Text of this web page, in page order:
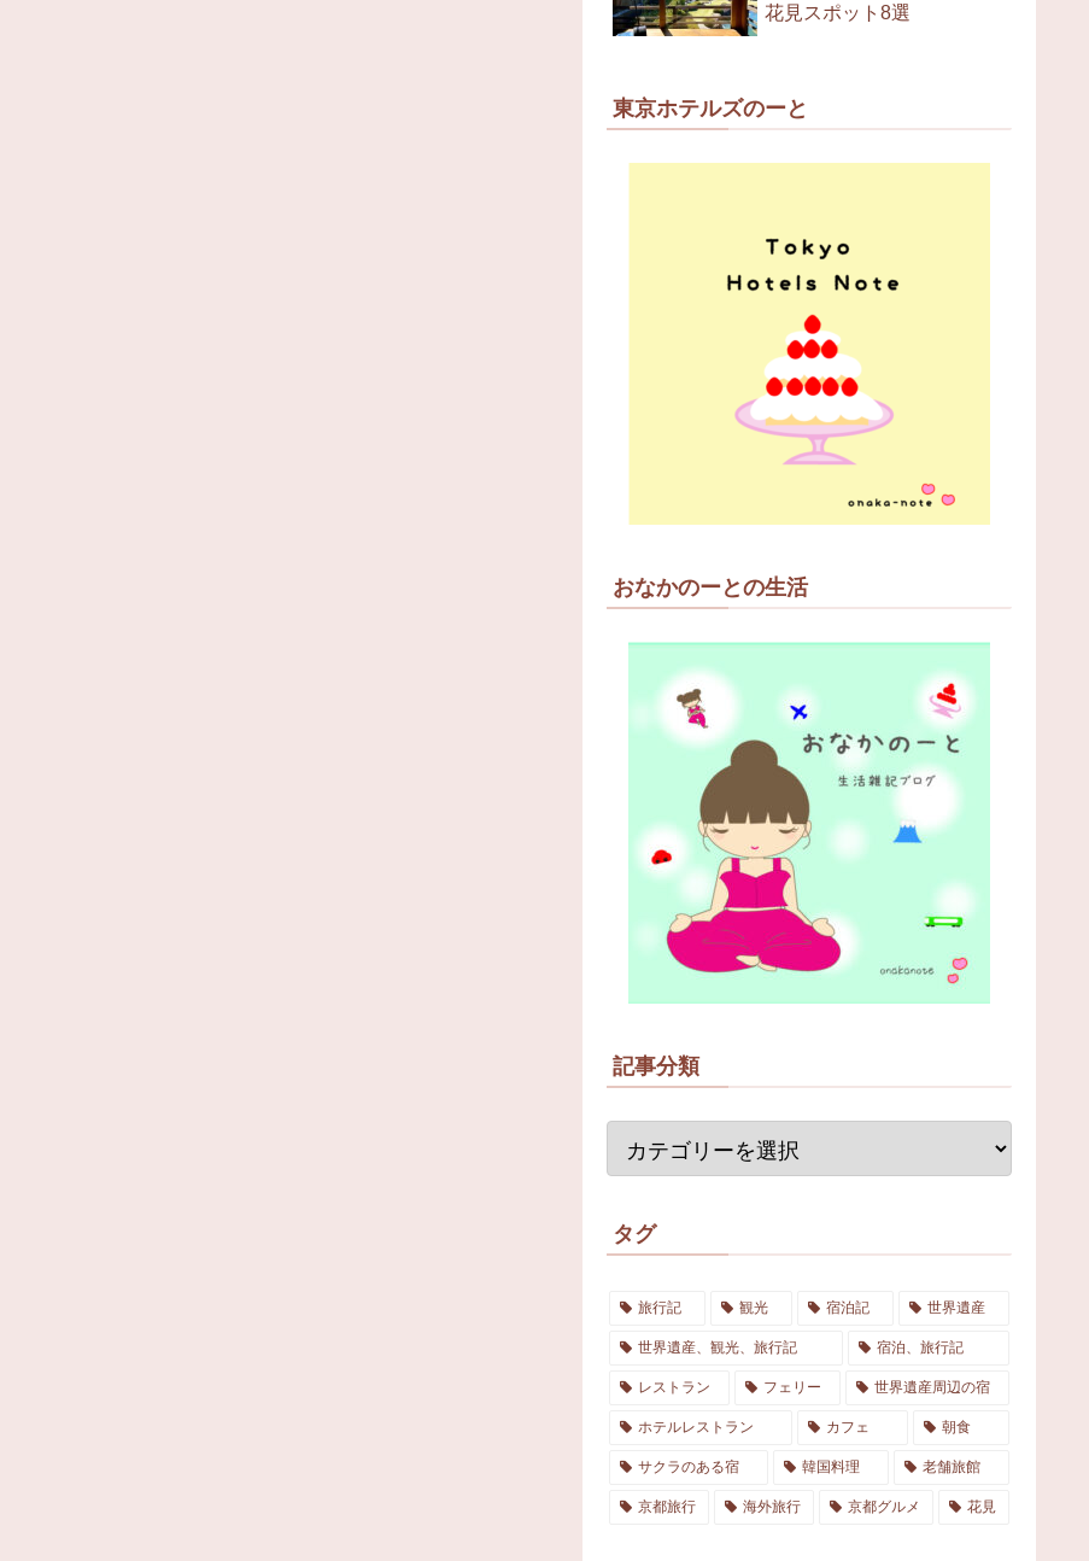
花見スポット8選
東京ホテルズのーと
おなかのーとの生活
記事分類
タグ
旅行記 観光 宿泊記 世界遺産
世界遺産、観光、旅行記 宿泊、旅行記
レストラン フェリー 世界遺産周辺の宿
ホテルレストラン カフェ 朝食
サクラのある宿 韓国料理 老舗旅館
京都旅行 海外旅行 京都グルメ 花見